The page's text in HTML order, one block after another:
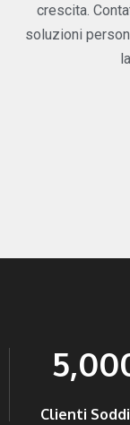
crescita.
soluzioni
Clienti